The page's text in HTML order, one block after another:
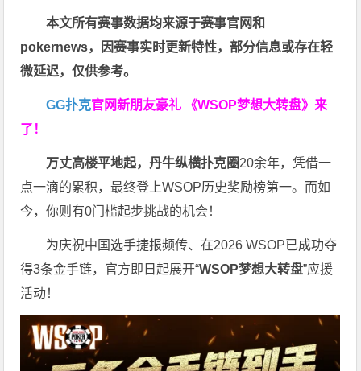
本文所有赛事数据均来源于赛事官网和
pokernews，因赛事实时更新特性，部分信息或存在轻
微延迟，仅供参考。
GG扑克官网新朋友豪礼
《WSOP梦想大转盘》来
了！
万丈高楼平地起，丹牛纵横扑克圈20余年，凭借一
点一滴的累积，最终登上WSOP历史奖励榜第一。而如
今，你则有0门槛起步挑战的机会！
为庆祝中国选手捷报频传、在2026 WSOP已成功夺
得3条金手链，官方即日起展开“WSOP梦想大转盘”应援
活动！